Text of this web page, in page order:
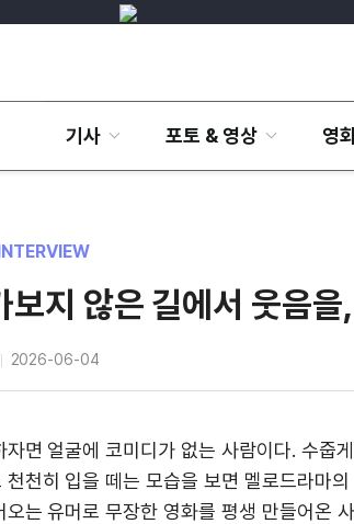
기사 포토 & 영상 영
지 않은 길에서 웃음
2026-06-04
자면 얼굴에 코미디가 없는 사람이다. 수줍
천천히 입을 떼는 모습을 보면 멜로드라마
오는 유머로 무장한 영화를 평생 만들어온